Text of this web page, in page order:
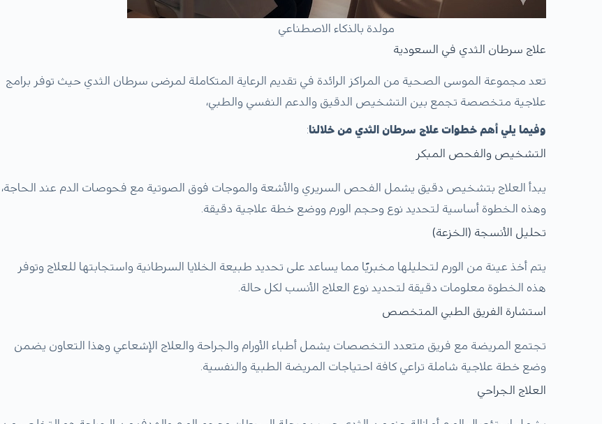
مولدة بالذكاء الاصطناعي
علاج سرطان الثدي في السعودية
تعد مجموعة الموسى الصحية من المراكز الرائدة في تقديم الرعاية المتكاملة لمرضى سرطان الثدي حيث توفر برامج
علاجية متخصصة تجمع بين التشخيص الدقيق والدعم النفسي والطبي،
وفيما يلي أهم خطوات علاج سرطان الثدي من خلالنا:
التشخيص والفحص المبكر
يبدأ العلاج بتشخيص دقيق يشمل الفحص السريري والأشعة والموجات فوق الصوتية مع فحوصات الدم عند الحاجة،
وهذه الخطوة أساسية لتحديد نوع وحجم الورم ووضع خطة علاجية دقيقة.
تحليل الأنسجة (الخزعة)
يتم أخذ عينة من الورم لتحليلها مخبريًا مما يساعد على تحديد طبيعة الخلايا السرطانية واستجابتها للعلاج وتوفر
هذه الخطوة معلومات دقيقة لتحديد نوع العلاج الأنسب لكل حالة.
استشارة الفريق الطبي المتخصص
تجتمع المريضة مع فريق متعدد التخصصات يشمل أطباء الأورام والجراحة والعلاج الإشعاعي وهذا التعاون يضمن
وضع خطة علاجية شاملة تراعي كافة احتياجات المريضة الطبية والنفسية.
العلاج الجراحي